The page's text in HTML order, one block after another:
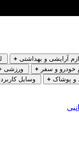
آرایشی و بهداشتی +
خودرو و سفر + ورزشی
و پوشاک + وسایل